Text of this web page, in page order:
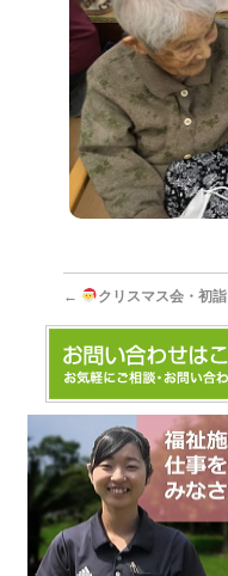
← クリスマス会・初詣